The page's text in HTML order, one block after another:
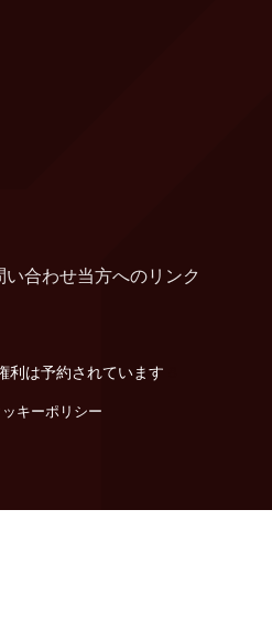
い合わせ当方へのリンク
は予約されています
キーポリシー